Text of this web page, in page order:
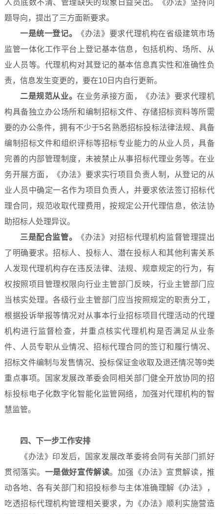
人员底数不清、管理缺失的现象日益突出。《办法》坚持问
题导向，提出了三方面新要求。
一是统一登记。
《办法》要求代理机构在省级建筑市场
监管一体化工作平台上登记基本信息，包括机构、场所、从
业人员等。代理机构对其登记的基本信息真实性和准确性负
责，信息发生变更的，要在10日内自行更新。
二是规范从业。在业务承接方面，《办法》要求代理机
构具备独立办公场所和编制招标文件、存储招标资料等所需
要的办公条件，拥有不少于5名熟悉招标投标法律法规、具备
编制招标文件和组织评标等招标专业能力的从业人员，具备
完善的内部管理制度，未被禁止从事招标代理业务等。在业
务开展方面，《办法》要求实行项目负责人制，从登记的从
业人员中确定一名作为项目负责人，并要求依法签订招标代
理合同，规范收取代理费用，按规定公开代理信息，依法协
助招标人处理异议。
三是配合监管。
《办法》对招标代理机构监督管理提出
了明确要求。招标人、投标人、潜在投标人和其他利害关系
人发现代理机构存在违反法律、法规、规章规定的行为，有
权按照项目管理权限向行业主管部门反映，行业主管部门应
当核实处理。各级行业主管部门应当按照规定的职责分工，
根据投诉举报等情况对从事本行业招标项目代理活动的代理
机构进行监督检查，并重点核实代理机构是否满足从业条
件、人员专职从业情况、招标代理合同的签订和履行情况、
招标文件编制与发售情况、投标保证金收取及退还情况等9类
重点事项。国家发展改革委会同相关部门健全开放协同的招
标投标电子化数字化智能化监管网络，加强对代理机构的智
慧监管。
四、下一步工作安排
《办法》印发后，国家发展改革委将会同有关部门抓好
贯彻落实。 一是做好宣传解读。加强《办法》宣贯解读，推
动各地、各有关部门和招投标参与主体准确理解《办法》，
吃透招标代理机构管理相关要求，为《办法》顺利实施营造